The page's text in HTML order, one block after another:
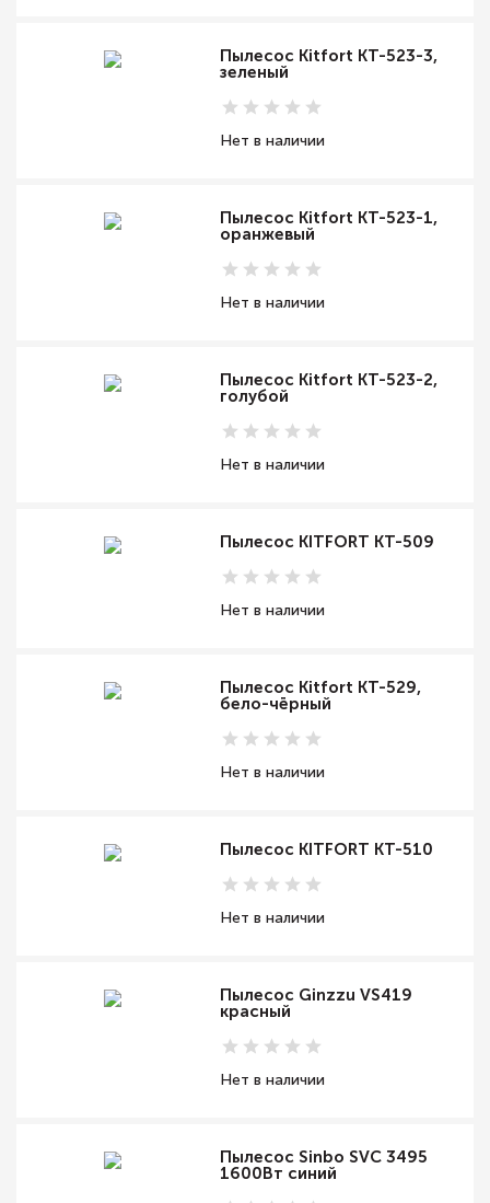
Пылесос Kitfort КТ-523-3,
зеленый
Нет в наличии
Пылесос Kitfort КТ-523-1,
оранжевый
Нет в наличии
Пылесос Kitfort КТ-523-2,
голубой
Нет в наличии
Пылесос KITFORT КТ-509
Нет в наличии
Пылесос Kitfort КТ-529,
бело-чёрный
Нет в наличии
Пылесос KITFORT КТ-510
Нет в наличии
Пылесос Ginzzu VS419
красный
Нет в наличии
Пылесос Sinbo SVC 3495
1600Вт синий